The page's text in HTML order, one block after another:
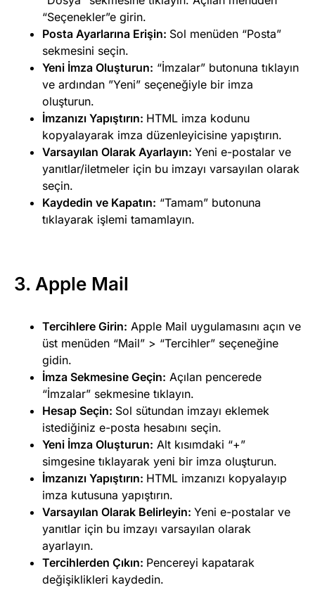
“Seçenekler”e girin.
Posta Ayarlarına Erişin: Sol menüden “Posta”
sekmesini seçin.
Yeni İmza Oluşturun: “İmzalar” butonuna tıklayın
ve ardından ”Yeni” seçeneğiyle bir imza
oluşturun.
İmzanızı Yapıştırın: HTML imza kodunu
kopyalayarak imza düzenleyicisine yapıştırın.
Varsayılan Olarak Ayarlayın: Yeni e-postalar ve
yanıtlar/iletmeler için bu imzayı varsayılan olarak
seçin.
Kaydedin ve Kapatın: “Tamam” butonuna
tıklayarak işlemi tamamlayın.
3. Apple Mail
Tercihlere Girin: Apple Mail uygulamasını açın ve
üst menüden “Mail” > “Tercihler” seçeneğine
gidin.
İmza Sekmesine Geçin: Açılan pencerede
“İmzalar” sekmesine tıklayın.
Hesap Seçin: Sol sütundan imzayı eklemek
istediğiniz e-posta hesabını seçin.
Yeni İmza Oluşturun: Alt kısımdaki “+”
simgesine tıklayarak yeni bir imza oluşturun.
İmzanızı Yapıştırın: HTML imzanızı kopyalayıp
imza kutusuna yapıştırın.
Varsayılan Olarak Belirleyin: Yeni e-postalar ve
yanıtlar için bu imzayı varsayılan olarak
ayarlayın.
Tercihlerden Çıkın: Pencereyi kapatarak
değişiklikleri kaydedin.